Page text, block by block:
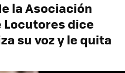
la Asociación
Locutores dice
su voz y le quita